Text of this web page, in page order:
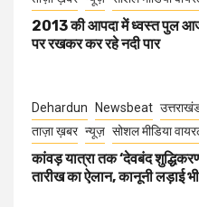
2013 की आपदा में ध्वस्त पुल
पर रखकर कर रहे नदी पार
Dehardun Newsbeat
ताज़ा ख़बर न्यूज़ सोशल मीडिया
कांवड़ यात्रा तक ‘देवबंद
तारीख का ऐलान, कानूनी लड़ाई